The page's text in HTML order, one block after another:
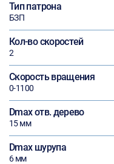
Тип патрона
БЗП
Кол-во скоростей
2
Скорость вращения
0-1100
Dmax отв. дерево
15 мм
Dmax шурупа
6 мм